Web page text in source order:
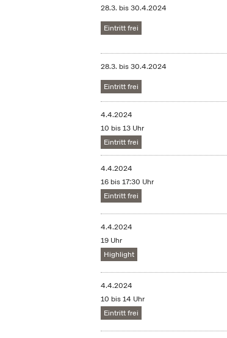
28.3. bis30.4.2024
Eintritt frei
28.3. bis30.4.2024
Eintritt frei
4.4.2024
10 bis 13 Uhr
Eintritt frei
4.4.2024
16 bis 17:30 Uhr
Eintritt frei
4.4.2024
19 Uhr
Highlight
4.4.2024
10 bis 14 Uhr
Eintritt frei